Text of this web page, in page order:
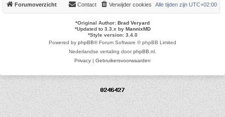
Forumoverzicht Alle tijden zijn UTC+02:00
Verwijder cookies
Contact
*Original Author: Brad Veryard
*Updated to 3.3.x by MannixMD
*Style version: 3.4.0
Powered by phpBB® Forum Software © phpBB Limited
Nederlandse vertaling doorphpBB.nl
Privacy | Gebruikersvoorwaarden